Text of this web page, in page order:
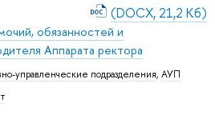
обязанностей и
Аппарата ректора
управленческие подразделения, АУП
(DOCX, 21,2 Кб)